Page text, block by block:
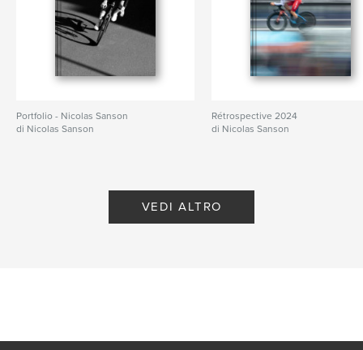
Portfolio - Nicolas Sanson
di Nicolas Sanson
Rétrospective 2024
di Nicolas Sanson
VEDI ALTRO